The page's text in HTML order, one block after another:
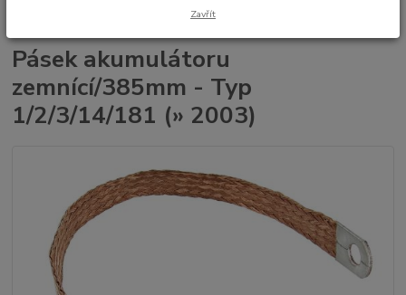
Pásek akumulátoru
zemnící/385mm - Typ
1/2/3/14/181 (» 2003)
Zavřít